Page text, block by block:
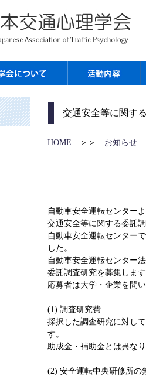
交通安全等に関す
HOME ＞＞ お知らせ
自動車安全運転センター
交通安全等に関する委託
自動車安全運転センター
した。
自動車安全運転センター
委託調査研究を募集しま
応募者は大学・企業を問
(1) 調査研究費
採択した調査研究に対し
す。
助成金・補助金とは異な
(2) 安全運転中央研修所の